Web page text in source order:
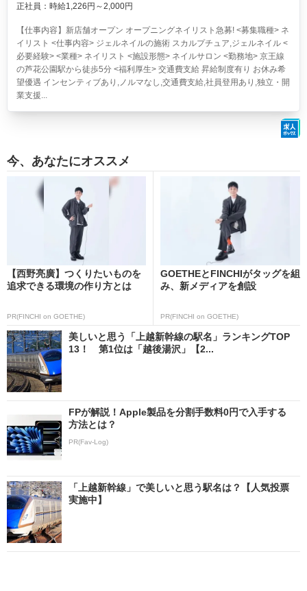
正社員：時給1,226円～2,000円
【仕事内容】新店舗オープン オープニングネイリスト急募! <募集職種> ネ
イリスト <仕事内容> ジェルネイルの施術 スカルプチュア,ジェルネイル <
必要経験> <業種> ネイリスト <施設形態> ネイルサロン <勤務地> 京王線
の芦花公園駅から徒歩5分 <福利厚生> 交通費支給 昇給制度有り お休み希
望優遇 インセンティブあり,ノルマなし,交通費支給,社員登用あり,独立・開
業支援...
今、あなたにオススメ
【西野亮廣】つくりたいものを
追求できる環境の作り方とは
PR(FINCHI on GOETHE)
GOETHEとFINCHIがタッグを組
み、新メディアを創設
PR(FINCHI on GOETHE)
美しいと思う「上越新幹線の駅名」ランキングTOP
13！ 第1位は「越後湯沢」【2...
FPが解説！Apple製品を分割手数料0円で入手する
方法とは？
PR(Fav-Log)
「上越新幹線」で美しいと思う駅名は？【人気投票
実施中】